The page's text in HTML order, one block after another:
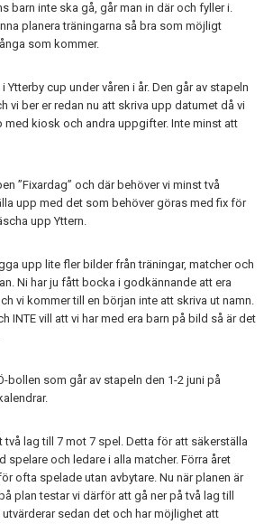
barn inte ska gå, går man in där och fyller i.
planera träningarna så bra som möjligt
som kommer.
Ytterby cup under våren i år. Den går av stapeln
vi ber er redan nu att skriva upp datumet då vi
med kiosk och andra uppgifter. Inte minst att
”Fixardag” och där behöver vi minst två
upp med det som behöver göras med fix för
upp Yttern.
upp lite fler bilder från träningar, matcher och
Ni har ju fått bocka i godkännande att era
vi kommer till en början inte att skriva ut namn.
INTE vill att vi har med era barn på bild så är det
bollen som går av stapeln den 1-2 juni på
två lag till 7 mot 7 spel. Detta för att säkerställa
spelare och ledare i alla matcher. Förra året
ofta spelade utan avbytare. Nu när planen är
plan testar vi därför att gå ner på två lag till
utvärderar sedan det och har möjlighet att